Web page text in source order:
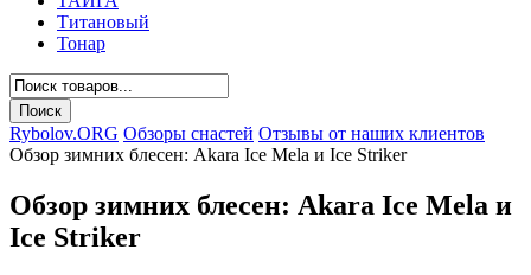
Титановый
Тонар
Rybolov.ORG Обзоры снастей Отзывы от наших клиентов
Обзор зимних блесен: Akara Ice Mela и Ice Striker
Обзор зимних блесен: Akara Ice Mela и
Ice Striker